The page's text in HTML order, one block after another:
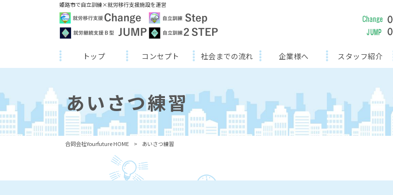
姫路市で自立訓練×就労移行支援施設を運営
トップ コンセプト 社会までの流れ 企業様へ スタッフ紹介
あいさつ練習
合同会社Yourfuture HOME > あいさつ練習